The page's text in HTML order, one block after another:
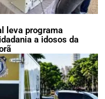
leva programa
a idosos da